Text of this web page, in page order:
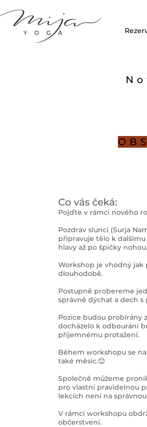
Co vás čeká:
Pojďte v rámci nového
Pozdrav slunci (Surja
připravuje tělo k
hlavy až po špičky nohou.
Workshop je vhodný jak
dlouhodobě.
Postupně probereme
správně dýchat a dech
Pozice budou probírány
docházelo k odbourání
příjemnému protažení.
Během workshopu se
také měsíc.😊
Společně můžeme
pro vlastní pravidelnou
lekcích není na
V rámci workshopu
občerstvení.